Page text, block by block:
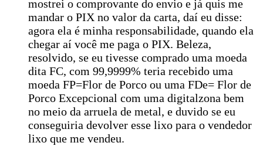
mostrei o comprovante do envio e já quis me
mandar o PIX no valor da carta, daí eu disse:
agora ela é minha responsabilidade, quando ela
chegar aí você me paga o PIX. Beleza,
resolvido, se eu tivesse comprado uma moeda
dita FC, com 99,9999% teria recebido uma
moeda FP=Flor de Porco ou uma FDe= Flor de
Porco Excepcional com uma digitalzona bem
no meio da arruela de metal, e duvido se eu
conseguiria devolver esse lixo para o vendedor
lixo que me vendeu.